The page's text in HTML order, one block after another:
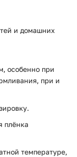
и домашних
особенно при
при и
плёнка
температуре,